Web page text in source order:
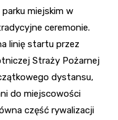
miejskim w
ceremonie.
linię startu przez
Straży Pożarnej
dystansu,
do miejscowości
część rywalizacji